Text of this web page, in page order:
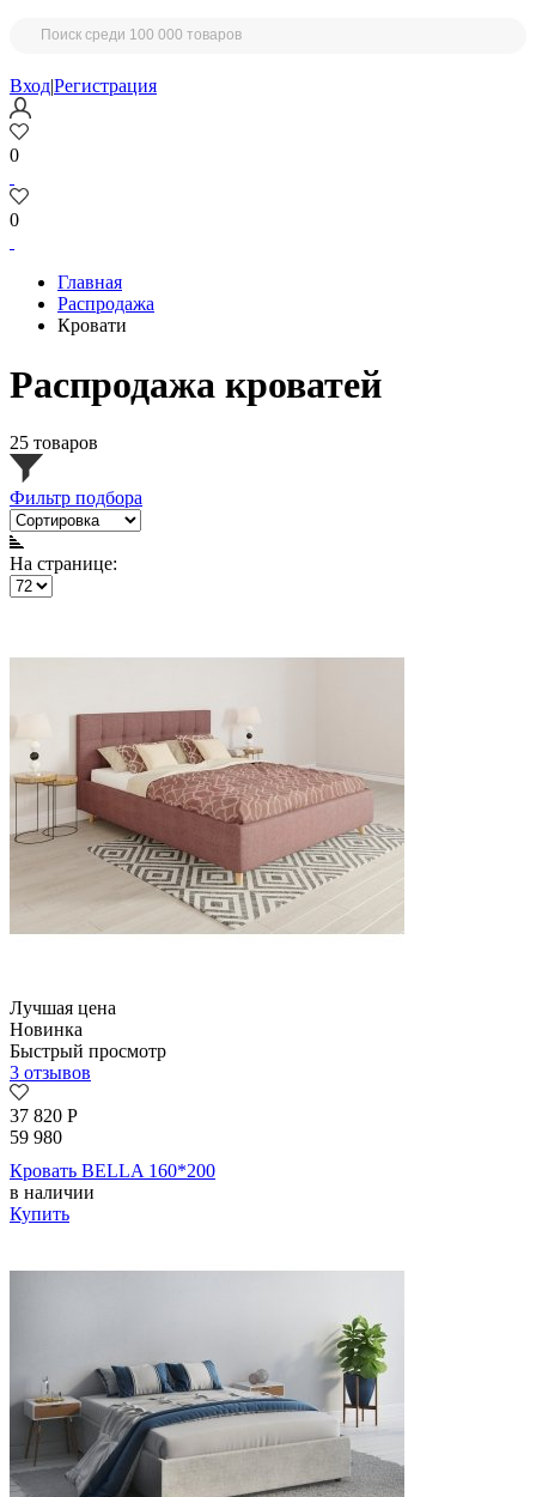
Вход|Регистрация
0
0
Главная
Распродажа
Кровати
Распродажа кроватей
25 товаров
Фильтр подбора
На странице:
Лучшая цена
Новинка
Быстрый просмотр
3 отзывов
37 820 Р
59 980
Кровать BELLA 160*200
в наличии
Купить